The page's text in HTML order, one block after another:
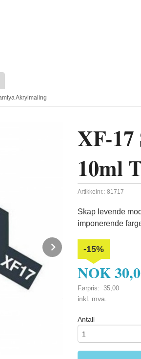
Akrylmaling
XF-17 Sea Blue
XF-
10ml
Artikkelnr.: 81717
Skap levende
imponerende
NOK
Førpris: 35,00
Rabatt
-15%
inkl. mva.
Antall